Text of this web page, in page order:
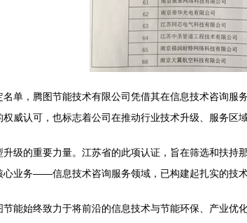
单，腾图节能技术有限公司凭借其在信息技术咨询
威认可，也标志着公司在推动行业技术升级、服务区
级的重要力量。江苏省的此项认证，旨在筛选和扶
业务——信息技术咨询服务领域，已构建起扎实的技
能始终致力于将前沿的信息技术与节能环保、产业优